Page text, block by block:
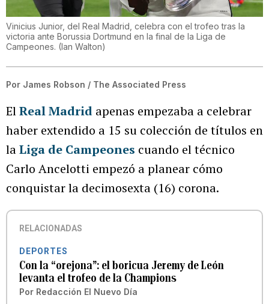
Vinicius Junior, del Real Madrid, celebra con el trofeo tras la
victoria ante Borussia Dortmund en la final de la Liga de
Campeones. (Ian Walton)
Por James Robson / The Associated Press
ElReal Madrid apenas empezaba a celebrar
haber extendido a 15 su colección de títulos en
laLiga de Campeones cuando el técnico
Carlo Ancelotti empezó a planear cómo
conquistar la decimosexta (16) corona.
RELACIONADAS
DEPORTES
Con la “orejona”: el boricua Jeremy de León
levanta el trofeo de la Champions
Por Redacción El Nuevo Día